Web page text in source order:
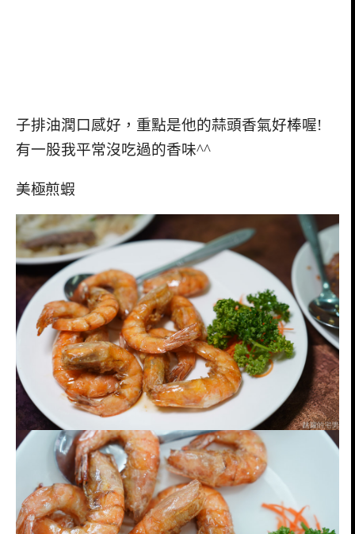
子排油潤口感好，重點是他的蒜頭香氣好棒喔!
有一股我平常沒吃過的香味^^
美極煎蝦